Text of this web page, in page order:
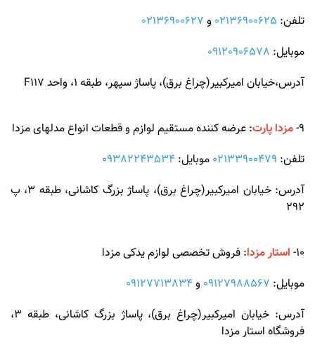
تلفن: 02136900625 و 02136900627
موبایل: 09120906578
آدرس،خیابان امیرکبیر(چراغ برق)، پاساژ سپهر، طبقه 1، واحد F117
9- مزدا پارت: عرضه کننده مستقیم لوازم و قطعات انواع مدلهای مزدا
تلفن: 02133900479 موبایل: 09382243534
آدرس: خیابان امیرکبیر(چراغ برق)، پاساژ بزرگ کاشانی، طبقه 3، پ
292
10- استار مزدا: فروش تخصصی لوازم یدکی مزدا
موبایل: 09127988567 و09127713834
آدرس: خیابان امیرکبیر(چراغ برق)، پاساژ بزرگ کاشانی، طبقه 3،
فروشگاه استار مزدا